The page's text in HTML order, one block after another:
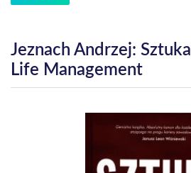
Jeznach Andrzej:
Life Management